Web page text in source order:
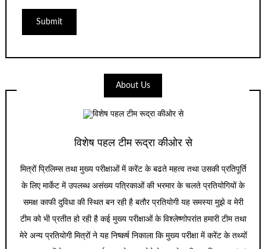
About Us
विशेष पहल टीम रूद्रा कीओर से
मित्रों प्रिलिम्स तथा मुख्य परीक्षाओं में करेंट के बढते महत्व तथा उसकी प्रतिपूर्ति
के लिए मार्केट में उपलब्ध असंख्य पत्रिकाओं की भरमार के चलते प्रतियोगियों के
समक्ष काफी दुविधा की स्थित बन रही है बतौर प्रतियोगी यह समस्या मुझे व मेरी
टीम को भी प्रतीत हो रही है कई मुख्य परीक्षाओं के विश्लेष्णोपरांत हमारी टीम तथा
मेरे अन्य प्रतियोगी मित्रों ने यह निष्कर्ष निकाला कि मुख्य परीक्षा में करेंट के तथ्यों